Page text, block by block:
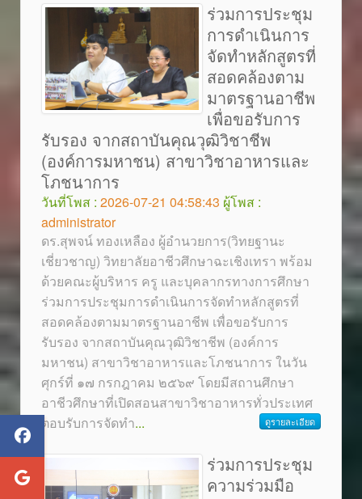
ร่วมการประชุม
การดำเนินการ
จัดทำหลักสูตรที่
สอดคล้องตาม
มาตรฐานอาชีพ
เพื่อขอรับการ
รับรอง จากสถาบันคุณวุฒิวิชาชีพ
(องค์การมหาชน) สาขาวิชาอาหารและ
โภชนาการ
วันที่โพส : 2026-07-21 04:58:43 ผู้โพส :
administrator
ดร.สุพจน์ ทองเหลือง ผู้อำนวยการ(วิทยฐานะ
เชี่ยวชาญ) วิทยาลัยอาชีวศึกษาฉะเชิงเทรา พร้อม
ด้วยคณะผู้บริหาร ครู และบุคลากรทางการศึกษา
ร่วมการประชุมการดำเนินการจัดทำหลักสูตรที่
สอดคล้องตามมาตรฐานอาชีพ เพื่อขอรับการ
รับรอง จากสถาบันคุณวุฒิวิชาชีพ (องค์การ
มหาชน) สาขาวิชาอาหารและโภชนาการ ในวัน
ศุกร์ที่ ๑๗ กรกฎาคม ๒๕๖๙ โดยมีสถานศึกษา
อาชีวศึกษาที่เปิดสอนสาขาวิชาอาหารทั่วประเทศ
ตอบรับการจัดทำ... ดูรายละเอียด
ร่วมการประชุม
ความร่วมมือ